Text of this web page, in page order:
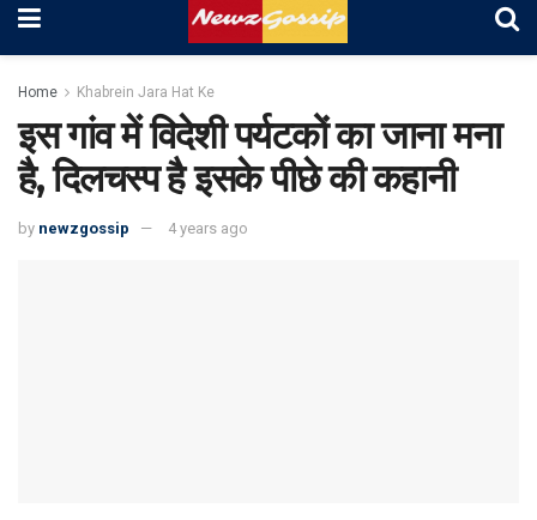
Home Khabrein Jara Hat Ke
इस गांव में विदेशी पर्यटकों का जाना मना
है, दिलचस्प है इसके पीछे की कहानी
by newzgossip 4 years ago